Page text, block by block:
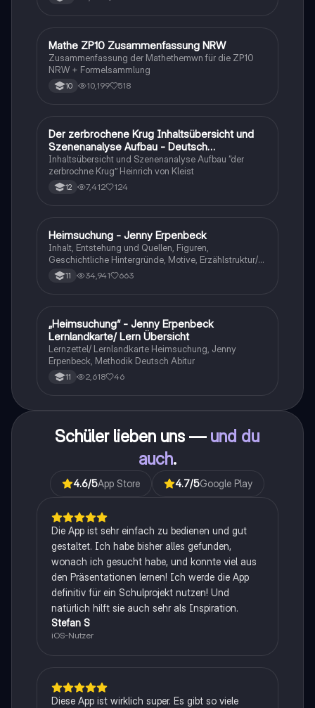
Mathe
Mathe ZP10 Zusammenfassung NRW
Zusammenfassung der Mathethemwn für die ZP10
NRW + Formelsammlung
10 10,199 518
Deutsch
Der zerbrochene Krug Inhaltsübersicht und
Szenenanalyse Aufbau - Deutsch
Q1/Q2/Abitur
Inhaltsübersicht und Szenenanalyse Aufbau “der
zerbrochne Krug” Heinrich von Kleist
12 7,412 124
Deutsch
Heimsuchung - Jenny Erpenbeck
Inhalt, Entstehung und Quellen, Figuren,
Geschichtliche Hintergründe, Motive, Erzählstruktur/-
stil 11 34,941 663
Deutsch
„Heimsuchung“ - Jenny Erpenbeck
Lernlandkarte/ Lern Übersicht
Lernzettel/ Lernlandkarte Heimsuchung, Jenny
Erpenbeck, Methodik Deutsch Abitur
11 2,618 46
Schüler lieben uns — und du
auch.
4.6/5App Store 4.7/5Google Play
Die App ist sehr einfach zu bedienen und gut
gestaltet. Ich habe bisher alles gefunden,
wonach ich gesucht habe, und konnte viel aus
den Präsentationen lernen! Ich werde die App
definitiv für ein Schulprojekt nutzen! Und
natürlich hilft sie auch sehr als Inspiration.
Stefan S
iOS-Nutzer
Diese App ist wirklich super. Es gibt so viele